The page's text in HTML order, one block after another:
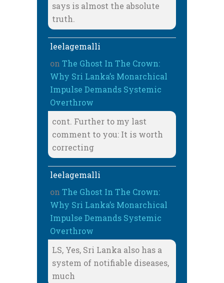
says is almost the absolute
truth.
leelagemalli
on The Ghost In The Crown:
Why Sri Lanka’s Monarchical
Impulse Demands Systemic
Overthrow
cont. Further to my last
comment to you: It is worth
correcting
leelagemalli
on The Ghost In The Crown:
Why Sri Lanka’s Monarchical
Impulse Demands Systemic
Overthrow
LS, Yes, Sri Lanka also has a
system of notifiable diseases,
much